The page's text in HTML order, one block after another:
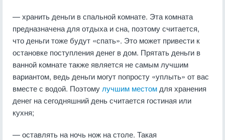
— хранить деньги в спальной комнате. Эта комната
предназначена для отдыха и сна, поэтому считается,
что деньги тоже будут «спать». Это может привести к
остановке поступления денег в дом. Прятать деньги в
ванной комнате также является не самым лучшим
вариантом, ведь деньги могут попросту «уплыть» от вас
вместе с водой. Поэтому лучшим местом для хранения
денег на сегодняшний день считается гостиная или
кухня;
— оставлять на ночь нож на столе. Такая